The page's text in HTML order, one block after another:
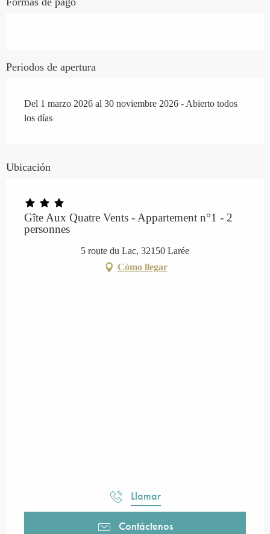
Periodos de apertura
Del 1 marzo 2026 al 30 noviembre 2026 - Abierto todos
los días
Ubicación
Gîte Aux Quatre Vents - Appartement n°1 - 2
personnes
5 route du Lac, 32150 Larée
Cómo llegar
Llamar
Contáctenos